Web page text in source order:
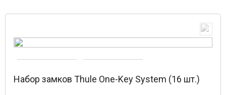
Набор замков Thule One-Key System (16 шт.)